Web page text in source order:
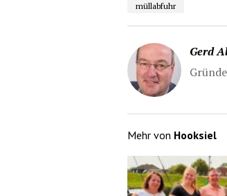
müllabfuhr
Gerd
Mehr von Hooksiel